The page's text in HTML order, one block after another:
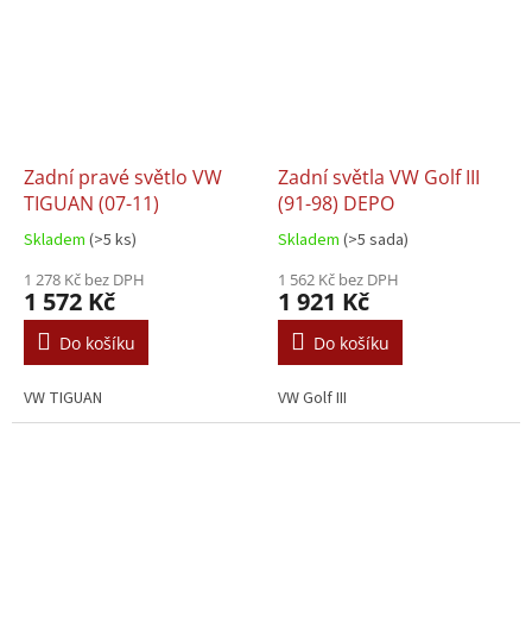
Zadní pravé světlo VW
TIGUAN (07-11)
Skladem (>5 ks)
1 278 Kč bez DPH
1 572 Kč
Do košíku
VW TIGUAN
Zadní světla VW Golf III
(91-98) DEPO
Skladem (>5 sada)
1 562 Kč bez DPH
1 921 Kč
Do košíku
VW Golf III